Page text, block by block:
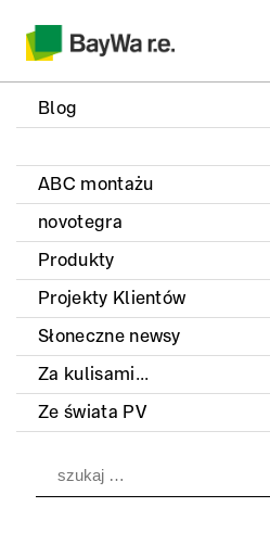
Blog
ABC montażu
novotegra
Produkty
Projekty Klientów
Słoneczne newsy
Za kulisami...
Ze świata PV
Szukaj: